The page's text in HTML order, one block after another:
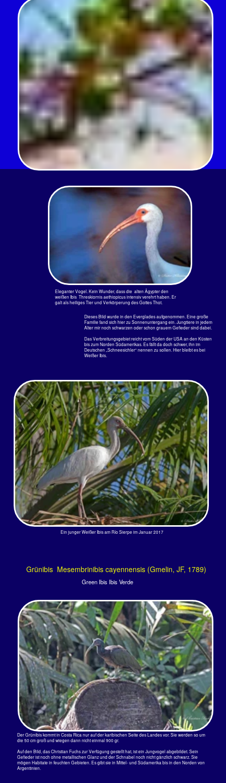
Der Grünibis kommt in Costa Rica nur auf der karibischen Seite des Landes vor. Sie werden so um
Auf den Bild, das Christian Fuchs zur Verfügung gestellt hat, ist ein Jungvogel abgebildet. Sein
Gefieder ist noch ohne metallischen Glanz und der Schnabel noch nicht gänzlich schwarz. Sie
mögen Habitate in feuchten Gebieten. Es gibt sie in Mittel- und Südamerika bis in den Norden von
Argentinien.
Reiher Index
< Rosalöffler